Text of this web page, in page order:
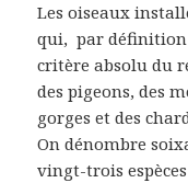
Les oiseaux
qui, par
critère absolu du
des pigeons, des
gorges et des
On dénombre
vingt-trois